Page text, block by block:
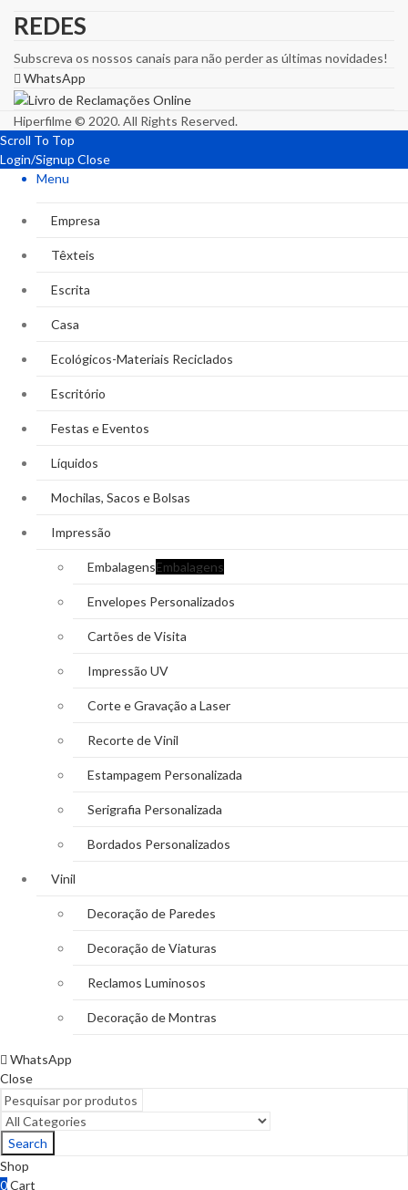
REDES
Subscreva os nossos canais para não perder as últimas novidades!
WhatsApp
Hiperfilme © 2020. All Rights Reserved.
Scroll To Top
Login/Signup Close
Menu
Empresa
Têxteis
Escrita
Casa
Ecológicos-Materiais Reciclados
Escritório
Festas e Eventos
Líquidos
Mochilas, Sacos e Bolsas
Impressão
EmbalagensEmbalagens
Envelopes Personalizados
Cartões de Visita
Impressão UV
Corte e Gravação a Laser
Recorte de Vinil
Estampagem Personalizada
Serigrafia Personalizada
Bordados Personalizados
Vinil
Decoração de Paredes
Decoração de Viaturas
Reclamos Luminosos
Decoração de Montras
WhatsApp
Close
Search
Shop
0Cart